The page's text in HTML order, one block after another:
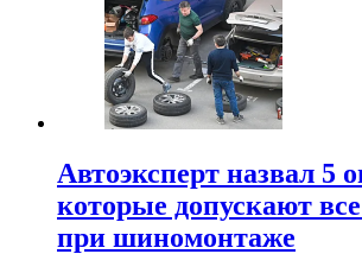
Автоэксперт назвал 5
которые допускают
при шиномонтаже